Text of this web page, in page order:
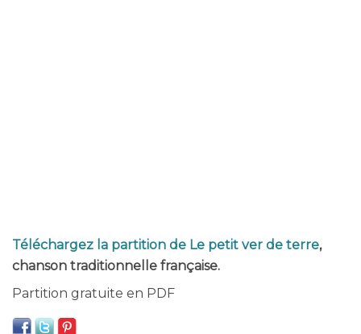
Téléchargez la partition de Le petit ver de terre,
chanson traditionnelle française.
Partition gratuite en PDF